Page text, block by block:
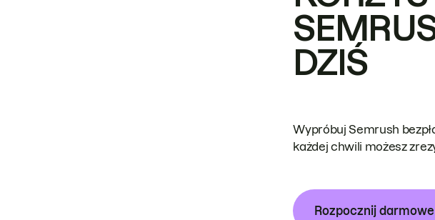
DZIŚ
Wypróbuj Semrush
każdej chwili możesz
Rozpocznij